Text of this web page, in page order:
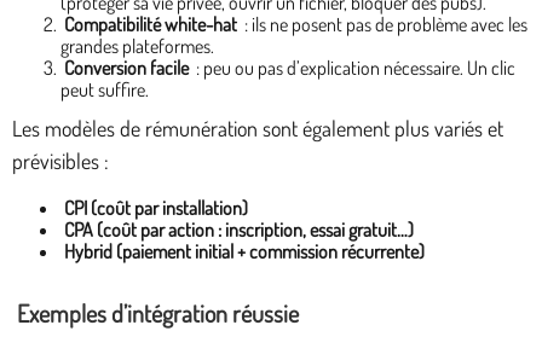
Compatibilité white-hat : ils ne posent pas de problème avec les
grandes plateformes.
Conversion facile : peu ou pas d’explication nécessaire. Un clic
peut suffire.
Les modèles de rémunération sont également plus variés et
prévisibles :
CPI (coût par installation)
CPA (coût par action : inscription, essai gratuit…)
Hybrid (paiement initial + commission récurrente)
Exemples d’intégration réussie